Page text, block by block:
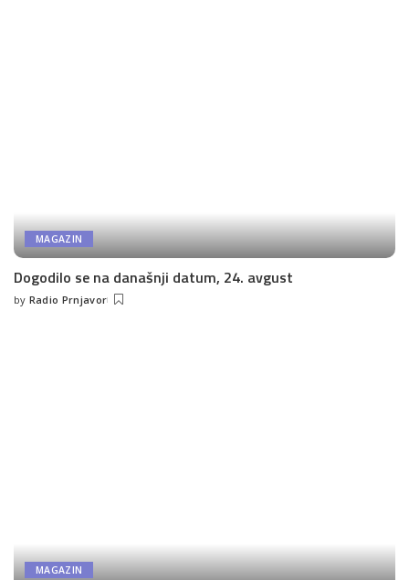
MAGAZIN
Dogodilo se na današnji datum, 24. avgust
Posted
by Radio Prnjavor
MAGAZIN